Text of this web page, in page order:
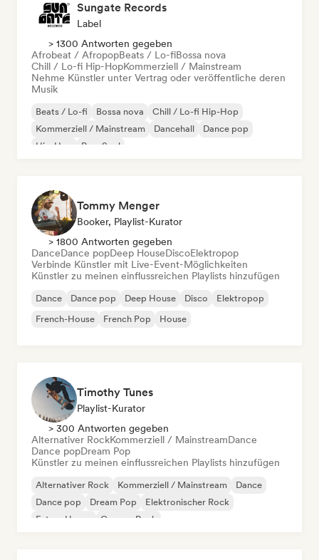
Sungate Records
Label
> 1300 Antworten gegeben
Afrobeat / AfropopBeats / Lo-fiBossa nova
Chill / Lo-fi Hip-HopKommerziell / Mainstream
Nehme Künstler unter Vertrag oder veröffentliche deren
Musik
Beats / Lo-fi Bossa nova
Chill / Lo-fi Hip-Hop
Kommerziell / Mainstream
Dancehall
Dance pop
Hip-Hop
Pop-Soul
Tommy Menger
Booker, Playlist-Kurator
> 1800 Antworten gegeben
DanceDance popDeep HouseDiscoElektropop
Verbinde Künstler mit Live-Event-Möglichkeiten
Künstler zu meinen einflussreichen Playlists hinzufügen
Dance Dance pop Deep House Disco
Elektropop
French-House
French Pop House
Timothy Tunes
Playlist-Kurator
> 300 Antworten gegeben
Alternativer RockKommerziell / MainstreamDance
Dance popDream Pop
Künstler zu meinen einflussreichen Playlists hinzufügen
Alternativer Rock Kommerziell / Mainstream
Dance
Dance pop
Dream Pop
Elektronischer Rock
Future House
Garage-Rock